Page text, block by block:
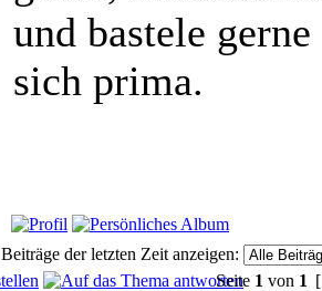
und bastele
sich prima.
Beiträge der letzten Zeit anzeigen:
Seite 1 von 1